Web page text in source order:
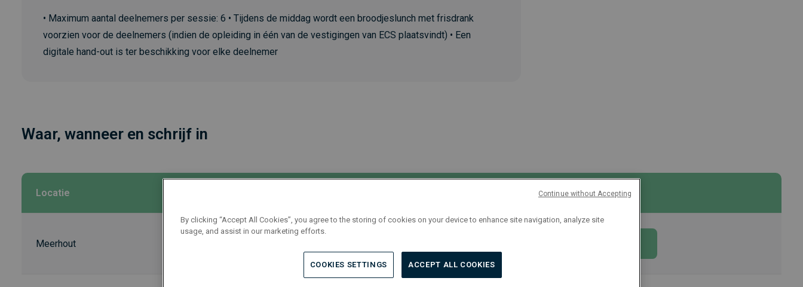
• Maximum aantal deelnemers per sessie: 6 • Tijdens de middag wordt een broodjeslunch met frisdrank
voorzien voor de deelnemers (indien de opleiding in één van de vestigingen van ECS plaatsvindt) • Een
digitale hand-out is ter beschikking voor elke deelnemer
Waar, wanneer en schrijf in
Locatie Inschrijven
Meerhout
By clicking “Accept All Cookies”, you agree to the storing of cookies on your device to enhance site navigation, analyze site
usage, and assist in our marketing efforts.
COOKIES SETTINGS ACCEPT ALL COOKIES
Continue without Accepting